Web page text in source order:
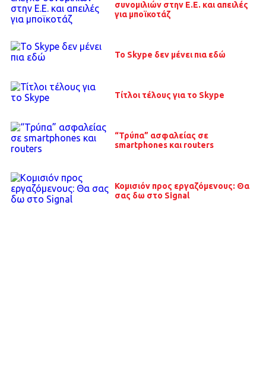
συνομιλιών στην Ε.Ε. και απειλές
για μποϊκοτάζ
Το Skype δεν μένει πια εδώ
Τίτλοι τέλους για το Skype
“Τρύπα” ασφαλείας σε
smartphones και routers
Κομισιόν προς εργαζόμενους: Θα
σας δω στο Signal